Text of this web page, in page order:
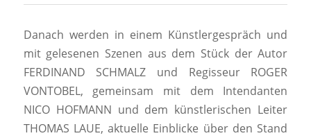
Danach werden in einem Künstlergespräch und
mit gelesenen Szenen aus dem Stück der Autor
FERDINAND SCHMALZ und Regisseur ROGER
VONTOBEL, gemeinsam mit dem Intendanten
NICO HOFMANN und dem künstlerischen Leiter
THOMAS LAUE, aktuelle Einblicke über den Stand